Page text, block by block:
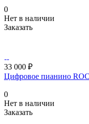
0
Нет в наличии
Заказать
33 000 ₽
Цифровое пианино
0
Нет в наличии
Заказать